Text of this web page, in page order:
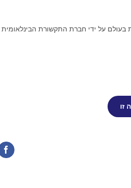
בעולם על ידי חברת התקשורת הבינלאומית
זו